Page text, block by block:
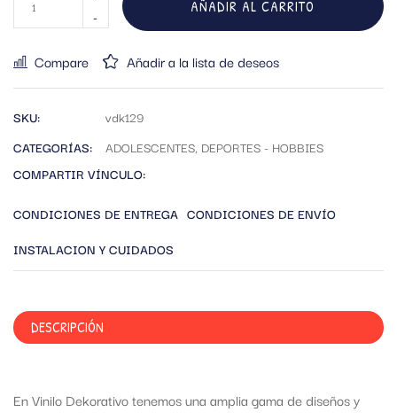
AÑADIR AL CARRITO
Compare Añadir a la lista de deseos
SKU:
vdk129
CATEGORÍAS:
ADOLESCENTES, DEPORTES - HOBBIES
COMPARTIR VÍNCULO:
CONDICIONES DE ENTREGA CONDICIONES DE ENVÍO
INSTALACION Y CUIDADOS
DESCRIPCIÓN
En Vinilo Dekorativo tenemos una amplia gama de diseños y